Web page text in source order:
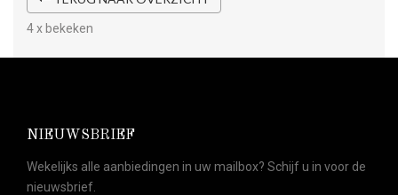
4 x bekeken
NIEUWSBRIEF
Wekelijks alle aanbiedingen in uw mailbox? Schijf u in voor de
nieuwsbrief.